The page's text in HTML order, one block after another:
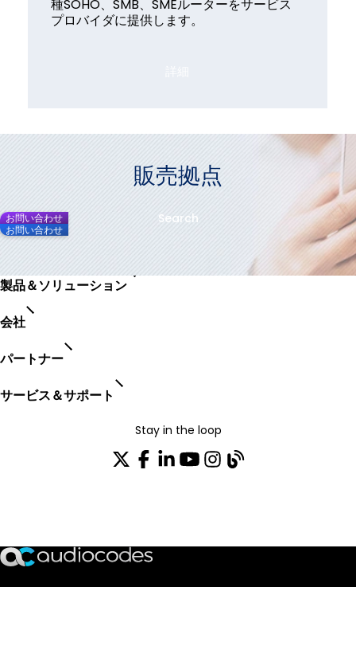
種SOHO、SMB、SMEルーターをサービス
プロバイダに提供します。
販売拠点
Search
製品＆ソリューション
会社
パートナー
サービス＆サポート
Stay in the loop
お問い合わせ
お問い合わせ